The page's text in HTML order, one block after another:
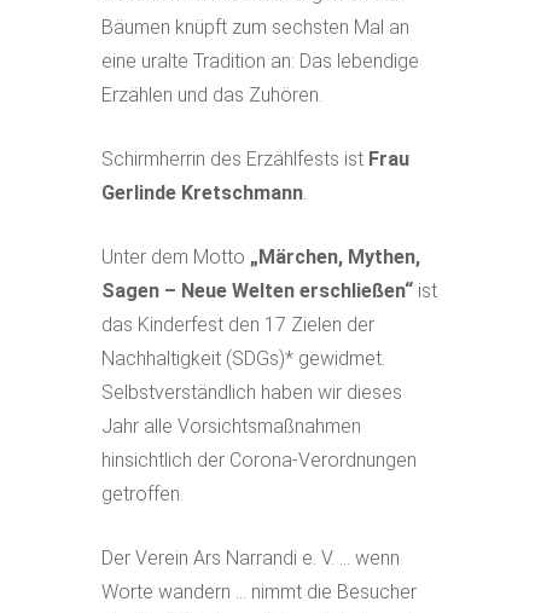
Bäumen knüpft zum sechsten Mal an
eine uralte Tradition an: Das lebendige
Erzählen und das Zuhören.
Schirmherrin des Erzählfests ist Frau
Gerlinde Kretschmann.
Unter dem Motto „Märchen, Mythen,
Sagen – Neue Welten erschließen“ ist
das Kinderfest den 17 Zielen der
Nachhaltigkeit (SDGs)* gewidmet.
Selbstverständlich haben wir dieses
Jahr alle Vorsichtsmaßnahmen
hinsichtlich der Corona-Verordnungen
getroffen.
Der Verein Ars Narrandi e. V. … wenn
Worte wandern … nimmt die Besucher